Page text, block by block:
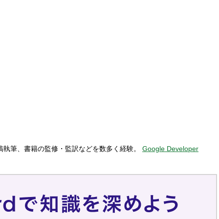
筆、書籍の監修・監訳などを数多く経験。 Google Developer